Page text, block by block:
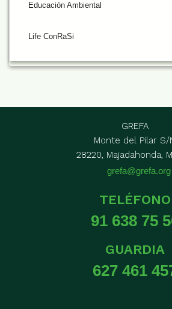
Educación Ambiental
Life ConRaSi
GREFA
Monte del Pilar S/
28220, Majadahonda,
grefa@grefa.org
TELÉFONO
91 638 75
GUARDIA
627 461